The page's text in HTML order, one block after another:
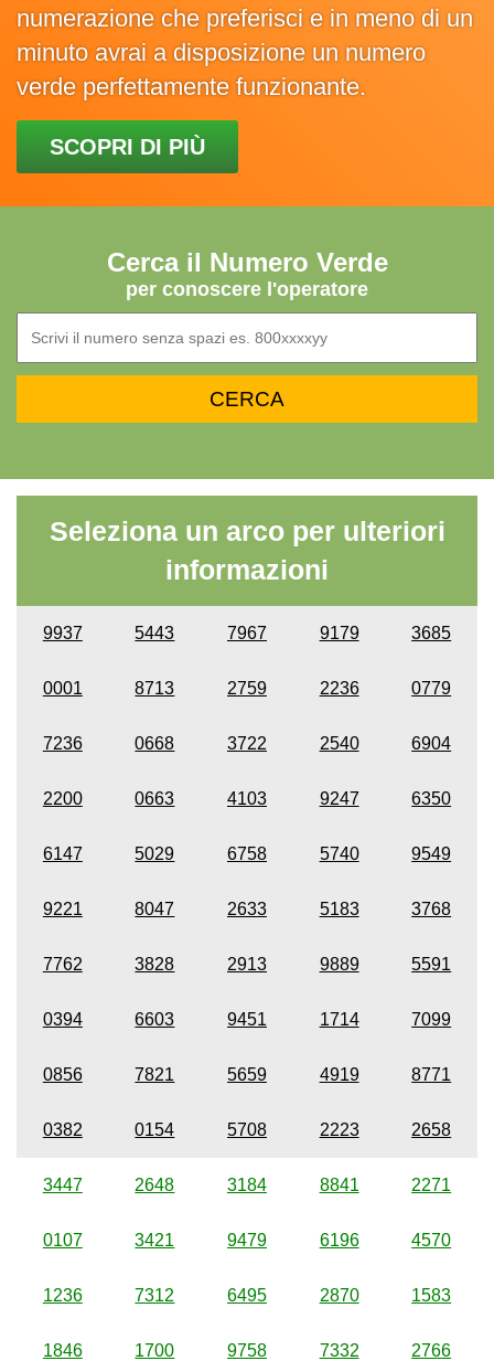
numerazione che preferisci e in meno di un
minuto avrai a disposizione un numero
verde perfettamente funzionante.
SCOPRI DI PIÙ
Cerca il Numero Verde
per conoscere l'operatore
Seleziona un arco per ulteriori
informazioni
9937 5443 7967 9179 3685
0001 8713 2759 2236 0779
7236 0668 3722 2540 6904
2200 0663 4103 9247 6350
6147 5029 6758 5740 9549
9221 8047 2633 5183 3768
7762 3828 2913 9889 5591
0394 6603 9451 1714 7099
0856 7821 5659 4919 8771
0382 0154 5708 2223 2658
3447 2648 3184 8841 2271
0107 3421 9479 6196 4570
1236 7312 6495 2870 1583
1846 1700 9758 7332 2766